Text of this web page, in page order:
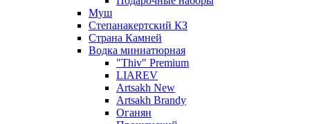
Муш
Степанакертский КЗ
Страна Камней
Водка миниатюрная
"Thiv" Premium
LIAREV
Artsakh New
Artsakh Brandy
Оганян